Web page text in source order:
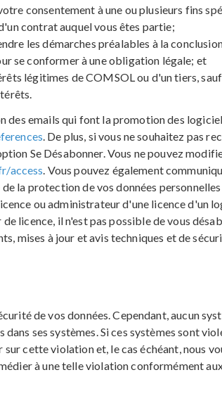
consentement à une ou plusieurs fins
contrat auquel vous êtes partie;
les démarches préalables à la
se conformer à une obligation légale; et
légitimes de COMSOL ou d'un tiers,
emails qui font la promotion des
. De plus, si vous ne souhaitez pas
Se Désabonner. Vous ne pouvez
access. Vous pouvez également
la protection de vos données
ou administrateur d'une licence d'un
licence, il n'est pas possible de vous
mises à jour et avis techniques et de
de vos données. Cependant, aucun
ses systèmes. Si ces systèmes sont
cette violation et, le cas échéant, nous
à une telle violation conformément